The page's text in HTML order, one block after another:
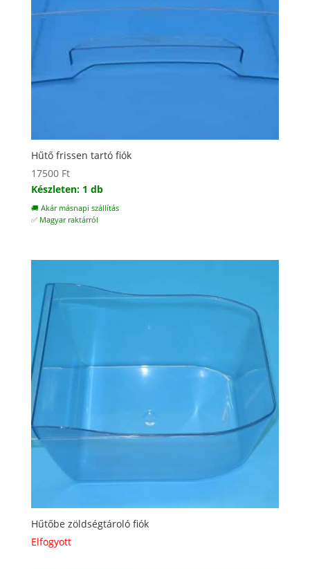
Hűtő frissen tartó fiók
17500 Ft
Készleten: 1 db
🚚 Akár másnapi szállítás
✅ Magyar raktárról
Hűtőbe zöldségtároló fiók
Elfogyott